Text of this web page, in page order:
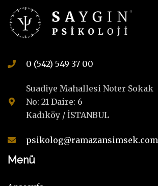
0 (542) 549 37 00
Suadiye Mahallesi Noter Sokak
No: 21 Daire: 6
Kadıköy / İSTANBUL
psikolog@ramazansimsek.com
Menü